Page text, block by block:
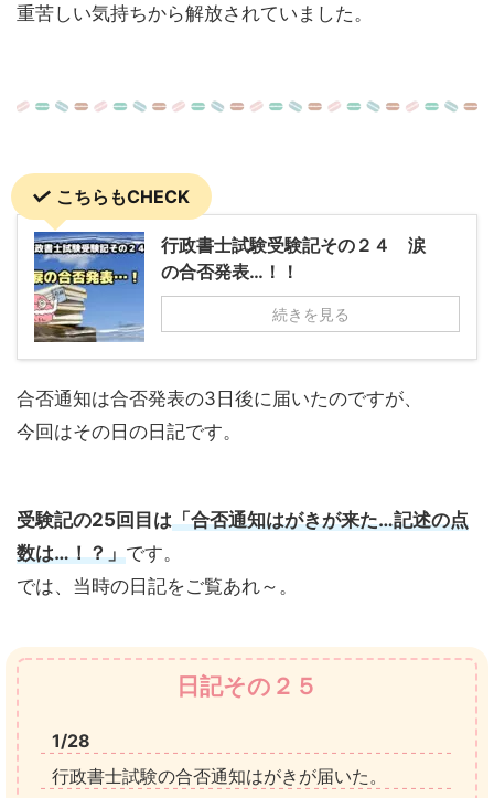
重苦しい気持ちから解放されていました。
こちらもCHECK
行政書士試験受験記その２４ 涙
の合否発表…！！
続きを見る
合否通知は合否発表の3日後に届いたのですが、
今回はその日の日記です。
受験記の25回目は「合否通知はがきが来た…記述の点
数は…！？」です。
では、当時の日記をご覧あれ～。
日記その２５
1/28
行政書士試験の合否通知はがきが届いた。